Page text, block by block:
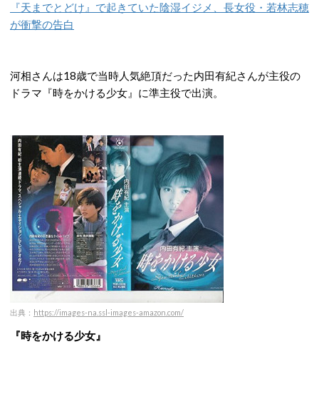
『天までとどけ』で起きていた陰湿イジメ、長女役・若林志穂
が衝撃の告白
河相さんは18歳で当時人気絶頂だった内田有紀さんが主役の
ドラマ『時をかける少女』に準主役で出演。
出典： https://images-na.ssl-images-amazon.com/
『時をかける少女』